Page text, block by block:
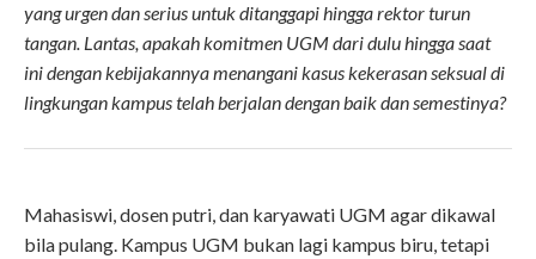
yang urgen dan serius untuk ditanggapi hingga rektor turun
tangan. Lantas, apakah komitmen UGM dari dulu hingga saat
ini dengan kebijakannya menangani kasus kekerasan seksual di
lingkungan kampus telah berjalan dengan baik dan semestinya?
Mahasiswi, dosen putri, dan karyawati UGM agar dikawal
bila pulang. Kampus UGM bukan lagi kampus biru, tetapi